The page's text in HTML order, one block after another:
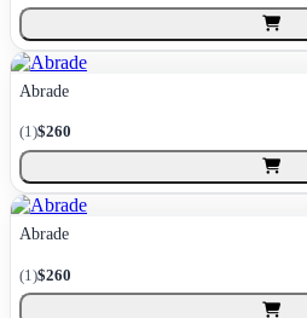
Abrade
(1)$260
Abrade
(1)$260